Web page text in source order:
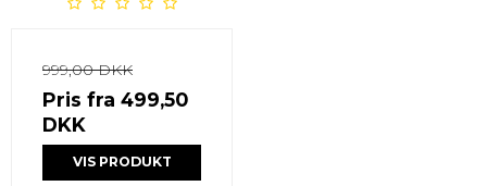
999,00 DKK
Pris fra 499,50
DKK
VIS PRODUKT